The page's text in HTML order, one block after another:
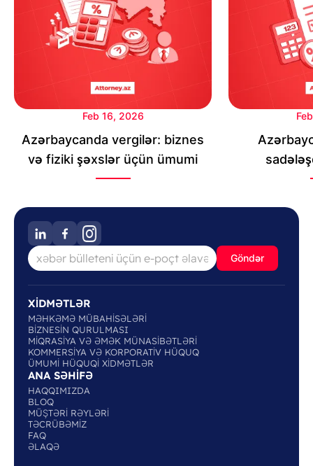
Feb 16, 2026
Azərbaycanda vergilər: biznes
və fiziki şəxslər üçün ümumi
baxış.
Göndər
XİDMƏTLƏR
MƏHKƏMƏ MÜBAHİSƏLƏRİ
BİZNESİN QURULMASI
MİQRASİYA VƏ ƏMƏK MÜNASİBƏTLƏRİ
KOMMERSİYA VƏ KORPORATİV HÜQUQ
ÜMUMİ HÜQUQİ XİDMƏTLƏR
ANA SƏHİFƏ
HAQQIMIZDA
BLOQ
MÜŞTƏRİ RƏYLƏRİ
TƏCRÜBƏMİZ
FAQ
ƏLAQƏ